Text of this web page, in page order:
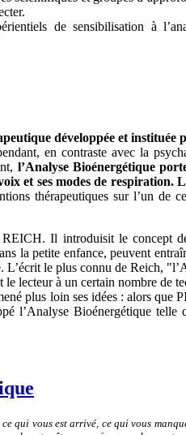
de sensibilisation à
développée et instituée
en contraste avec la
l’Analyse Bioénergétique
et ses modes de respiration.
thérapeutiques sur l’un de
Il introduisit le concept
la petite enfance, peuvent
L’écrit le plus connu de Reich,
lecteur à un certain nombre de
plus loin ses idées : alors que
l’Analyse Bioénergétique telle
qui vous est arrivé, ce qui vous